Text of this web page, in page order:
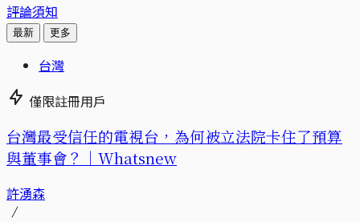
評論須知
最新 更多
台灣
僅限註冊用戶
台灣最受信任的電視台，為何被立法院卡住了預算
與董事會？｜Whatsnew
許湧森